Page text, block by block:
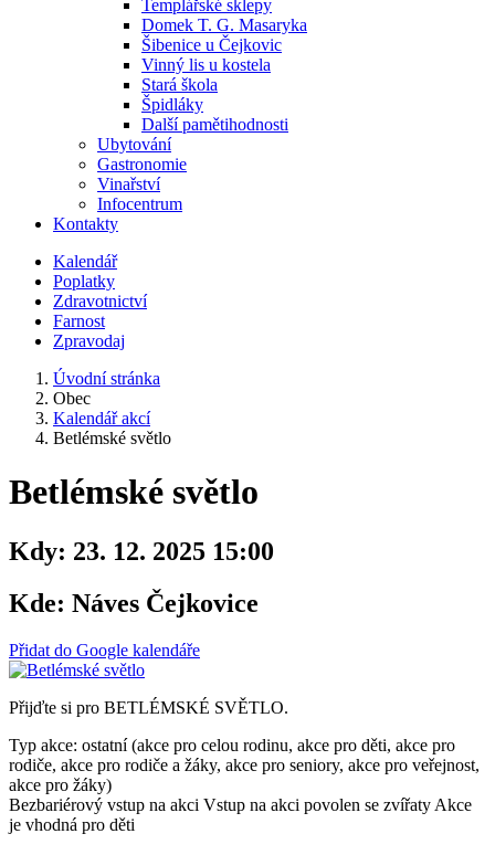
Templářské sklepy
Domek T. G. Masaryka
Šibenice u Čejkovic
Vinný lis u kostela
Stará škola
Špidláky
Další pamětihodnosti
Ubytování
Gastronomie
Vinařství
Infocentrum
Kontakty
Kalendář
Poplatky
Zdravotnictví
Farnost
Zpravodaj
Úvodní stránka
Obec
Kalendář akcí
Betlémské světlo
Betlémské světlo
Kdy: 23. 12. 2025 15:00
Kde: Náves Čejkovice
Přidat do Google kalendáře
Přijďte si pro BETLÉMSKÉ SVĚTLO.
Typ akce: ostatní (akce pro celou rodinu, akce pro děti, akce pro
rodiče, akce pro rodiče a žáky, akce pro seniory, akce pro veřejnost,
akce pro žáky)
Bezbariérový vstup na akci Vstup na akci povolen se zvířaty Akce
je vhodná pro děti